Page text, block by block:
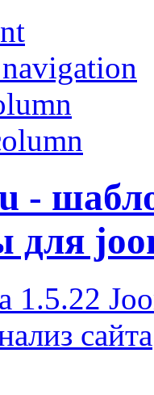
-
для
1.5.22
сайта